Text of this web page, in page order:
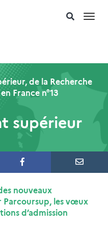
de la Recherche
France n°13
supérieur
nouveaux
Parcoursup, les vœux
d’admission